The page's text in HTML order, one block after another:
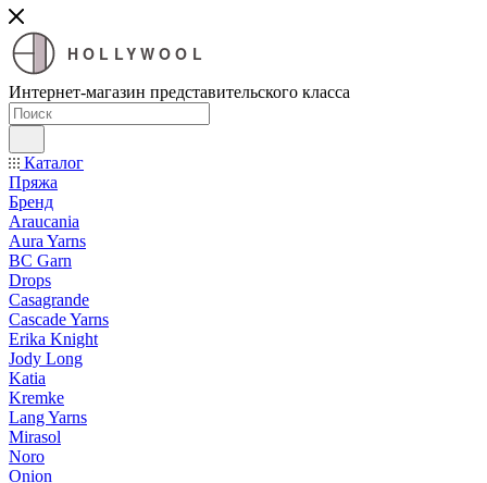
HOLLYWOOL
Интернет-магазин представительского класса
Каталог
Пряжа
Бренд
Araucania
Aura Yarns
BC Garn
Drops
Casagrande
Cascade Yarns
Erika Knight
Jody Long
Katia
Kremke
Lang Yarns
Mirasol
Noro
Onion